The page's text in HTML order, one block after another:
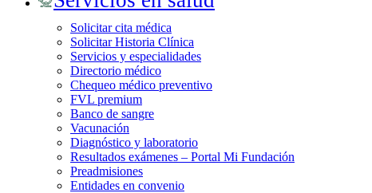
Solicitar cita médica
Solicitar Historia Clínica
Servicios y especialidades
Directorio médico
Chequeo médico preventivo
FVL premium
Banco de sangre
Vacunación
Diagnóstico y laboratorio
Resultados exámenes – Portal Mi Fundación
Preadmisiones
Entidades en convenio